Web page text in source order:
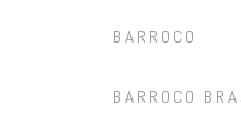
BARROCO
BARROCO